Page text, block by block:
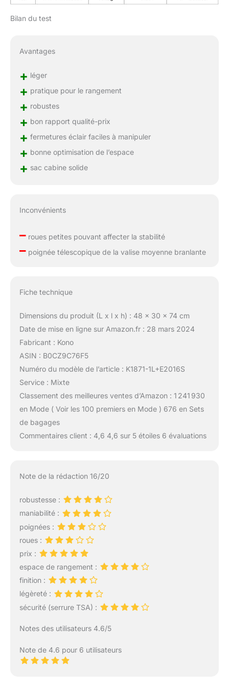
terre, cet ensemble offre
affaires en toute sécurité
Bilan du test
Avantages
+ léger
+ pratique pour le rangement
+ robustes
+ bon rapport qualité-prix
+ fermetures éclair faciles à manipuler
+ bonne optimisation de l’espace
+ sac cabine solide
Inconvénients
–roues petites pouvant affecter la stabilité
–poignée télescopique de la valise moyenne branlante
Fiche technique
Dimensions du produit (L x l x h) : 48 x 30 x 74 cm
Date de mise en ligne sur Amazon.fr : 28 mars 2024
Fabricant : Kono
ASIN : B0CZ9C76F5
Numéro du modèle de l’article : K1871-1L+E2016S
Service : Mixte
Classement des meilleures ventes d’Amazon : 1 241 930
en Mode ( Voir les 100 premiers en Mode ) 676 en Sets
de bagages
Commentaires client : 4,6 4,6 sur 5 étoiles 6 évaluations
Note de la rédaction 16/20
robustesse :
maniabilité :
poignées :
roues :
prix :
espace de rangement :
finition :
légèreté :
sécurité (serrure TSA) :
Notes des utilisateurs 4.6/5
Note de 4.6 pour 6 utilisateurs